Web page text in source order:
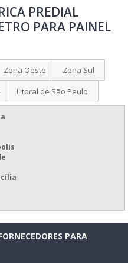
PREDIAL
PARA PAINEL
Zona Oeste
Zona Sul
Litoral de São Paulo
PARA